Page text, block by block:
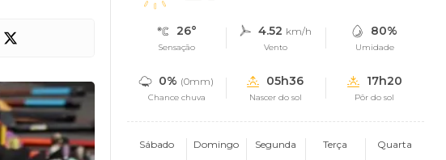
26°
Sensação
4.52 km/h
Vento
80%
Umidade
0% (0mm)
Chance chuva
05h36
Nascer do sol
17h20
Pôr do sol
Sábado Domingo Segunda Terça Quarta